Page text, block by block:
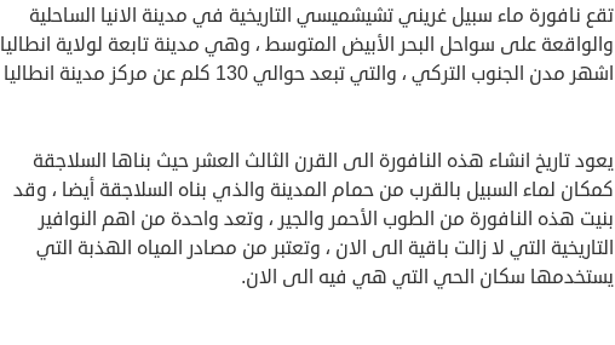
تقع نافورة ماء سبيل غريني تشيشميسي التاريخية في مدينة الانيا الساحلية
والواقعة على سواحل البحر الأبيض المتوسط ، وهي مدينة تابعة لولاية انطاليا
اشهر مدن الجنوب التركي ، والتي تبعد حوالي 130 كلم عن مركز مدينة انطاليا .
يعود تاريخ انشاء هذه النافورة الى القرن الثالث العشر حيث بناها السلاجقة
كمكان لماء السبيل بالقرب من حمام المدينة والذي بناه السلاجقة أيضا ، وقد
بنيت هذه النافورة من الطوب الأحمر والجير ، وتعد واحدة من اهم النوافير
التاريخية التي لا زالت باقية الى الان ، وتعتبر من مصادر المياه الهذبة التي
يستخدمها سكان الحي التي هي فيه الى الان.